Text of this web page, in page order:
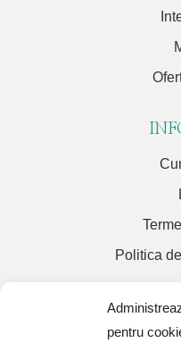
pentru
Politica